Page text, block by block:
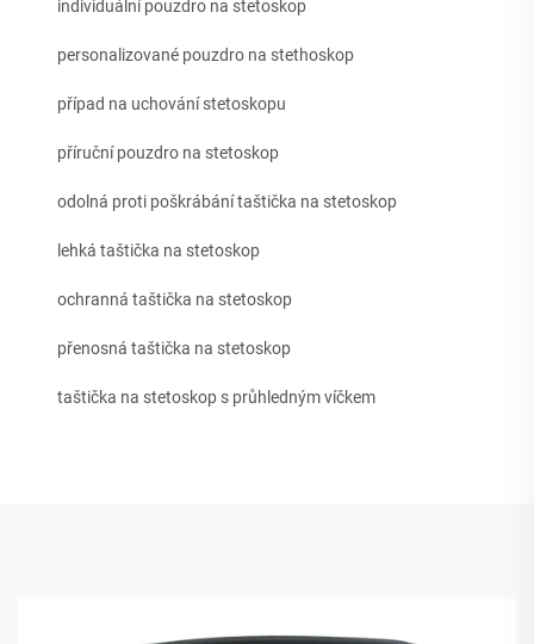
individuální pouzdro na stetoskop
personalizované pouzdro na stethoskop
případ na uchování stetoskopu
příruční pouzdro na stetoskop
odolná proti poškrábání taštička na stetoskop
lehká taštička na stetoskop
ochranná taštička na stetoskop
přenosná taštička na stetoskop
taštička na stetoskop s průhledným víčkem